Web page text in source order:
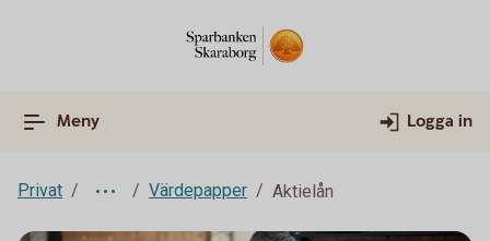
Meny Logga in
Privat Värdepapper Aktielån